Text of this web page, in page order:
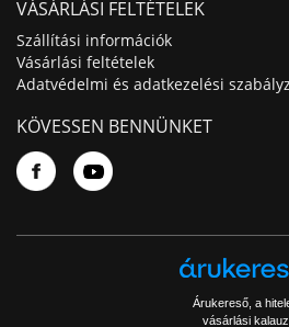
VÁSÁRLÁSI FELTÉTELEK
Szállítási információk
Vásárlási feltételek
Adatvédelmi és adatkezelési
KÖVESSEN BENNÜNKET
Árukereső, a
vásárlási kalauz